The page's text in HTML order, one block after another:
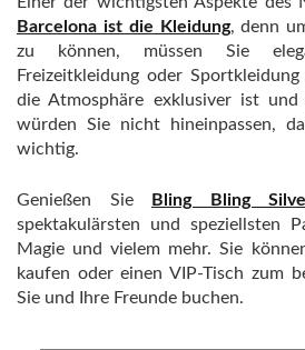
Barcelona ist die Kleidung, denn
zu können, müssen Sie
Freizeitkleidung oder
die Atmosphäre exklusiver ist
würden Sie nicht hineinpassen,
wichtig.
Genießen Sie Bling Bling
spektakulärsten und speziellsten
Magie und vielem mehr. Sie
kaufen oder einen VIP-Tisch zum
Sie und Ihre Freunde buchen.